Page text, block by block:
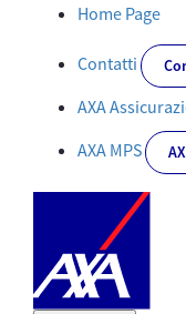
AXA Cuori in Azione -
Home Page
Contatti
AXA
AXA MPS